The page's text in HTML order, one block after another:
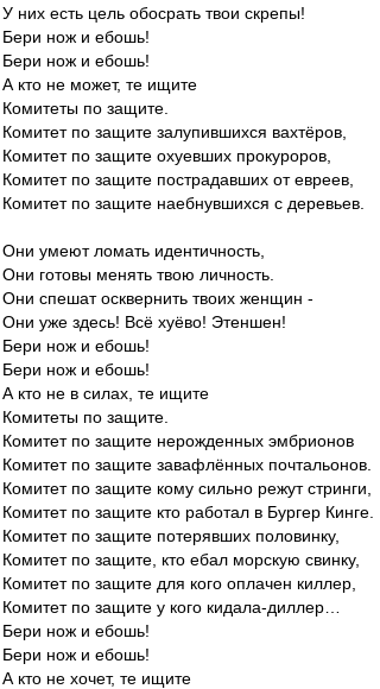
У них есть цель обосрать твои скрепы!
Бери нож и ебошь!
Бери нож и ебошь!
А кто не может, те ищите
Комитеты по защите.
Комитет по защите залупившихся вахтёров,
Комитет по защите охуевших прокуроров,
Комитет по защите пострадавших от евреев,
Комитет по защите наебнувшихся с деревьев.
Они умеют ломать идентичность,
Они готовы менять твою личность.
Они спешат осквернить твоих женщин -
Они уже здесь! Всё хуёво! Этеншен!
Бери нож и ебошь!
Бери нож и ебошь!
А кто не в силах, те ищите
Комитеты по защите.
Комитет по защите нерожденных эмбрионов
Комитет по защите завафлённых почтальонов.
Комитет по защите кому сильно режут стринги,
Комитет по защите кто работал в Бургер Кинге.
Комитет по защите потерявших половинку,
Комитет по защите, кто ебал морскую свинку,
Комитет по защите для кого оплачен киллер,
Комитет по защите у кого кидала-диллер…
Бери нож и ебошь!
Бери нож и ебошь!
А кто не хочет, те ищите